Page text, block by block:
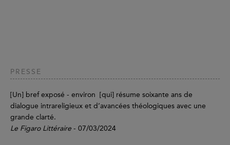
PRESSE
[Un] bref exposé - environ [qui] résume soixante ans de
dialogue intrareligieux et d’avancées théologiques avec une
grande clarté.
Le Figaro Littéraire - 07/03/2024